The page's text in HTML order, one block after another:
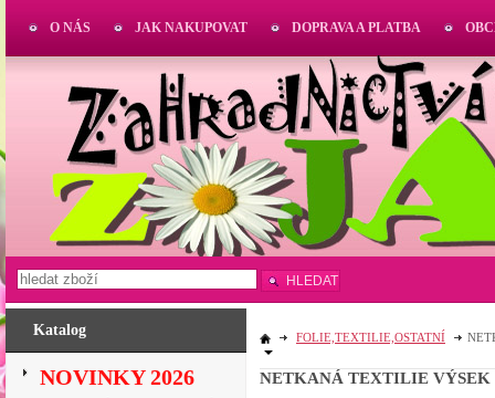
Katalog
NOVINKY 2026
FOLIE,TEXTILIE,OSTATNÍ
NETKANÁ TEXTILIE VÝSEK
O NÁS JAK NAKUPOVAT DOPRAVA A PLATBA
HLEDAT